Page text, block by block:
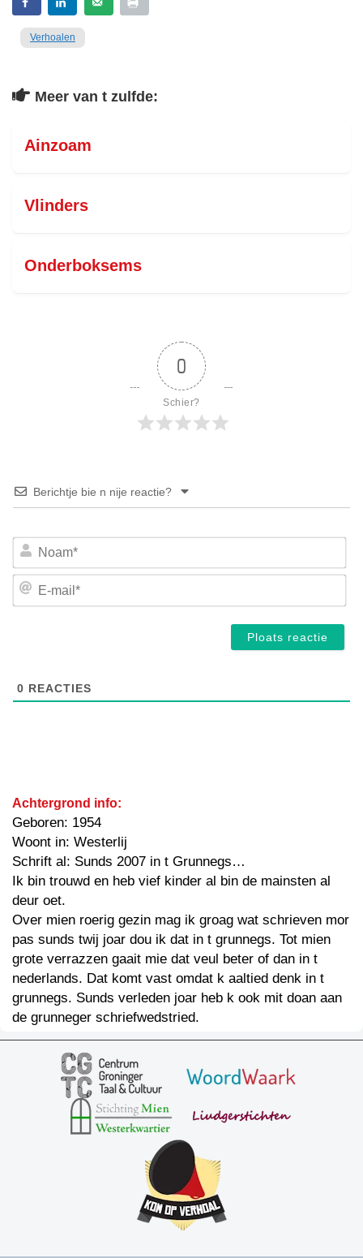
Verhoalen
Meer van t zulfde:
Ainzoam
Vlinders
Onderboksems
0
Schier?
Berichtje bie n nije reactie?
E-
0 REACTIES
Achtergrond info:
Geboren: 1954
Woont in: Westerlij
Schrift al: Sunds 2007 in t Grunnegs…
Ik bin trouwd en heb vief kinder al bin de mainsten al
deur oet.
Over mien roerig gezin mag ik groag wat schrieven mor
pas sunds twij joar dou ik dat in t grunnegs. Tot mien
grote verrazzen gaait mie dat veul beter of dan in t
nederlands. Dat komt vast omdat k aaltied denk in t
grunnegs. Sunds verleden joar heb k ook mit doan aan
de grunneger schriefwedstried.